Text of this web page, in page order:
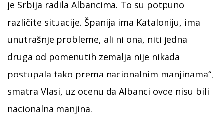
je Srbija radila Albancima. To su potpuno
različite situacije. Španija ima Kataloniju, ima
unutrašnje probleme, ali ni ona, niti jedna
druga od pomenutih zemalja nije nikada
postupala tako prema nacionalnim manjinama“,
smatra Vlasi, uz ocenu da Albanci ovde nisu bili
nacionalna manjina.